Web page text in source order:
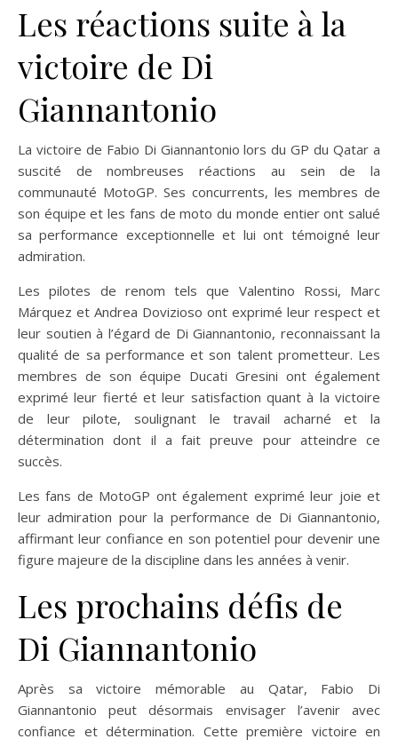
Les réactions suite à la
victoire de Di
Giannantonio
La victoire de Fabio Di Giannantonio lors du GP du Qatar a
suscité de nombreuses réactions au sein de la
communauté MotoGP. Ses concurrents, les membres de
son équipe et les fans de moto du monde entier ont salué
sa performance exceptionnelle et lui ont témoigné leur
admiration.
Les pilotes de renom tels que Valentino Rossi, Marc
Márquez et Andrea Dovizioso ont exprimé leur respect et
leur soutien à l’égard de Di Giannantonio, reconnaissant la
qualité de sa performance et son talent prometteur. Les
membres de son équipe Ducati Gresini ont également
exprimé leur fierté et leur satisfaction quant à la victoire
de leur pilote, soulignant le travail acharné et la
détermination dont il a fait preuve pour atteindre ce
succès.
Les fans de MotoGP ont également exprimé leur joie et
leur admiration pour la performance de Di Giannantonio,
affirmant leur confiance en son potentiel pour devenir une
figure majeure de la discipline dans les années à venir.
Les prochains défis de
Di Giannantonio
Après sa victoire mémorable au Qatar, Fabio Di
Giannantonio peut désormais envisager l’avenir avec
confiance et détermination. Cette première victoire en